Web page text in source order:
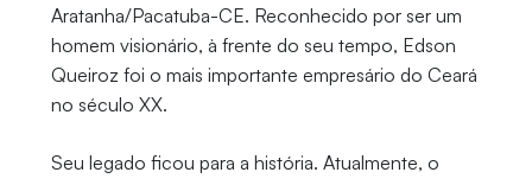
Aratanha/Pacatuba-CE. Reconhecido por ser um
homem visionário, à frente do seu tempo, Edson
Queiroz foi o mais importante empresário do Ceará
no século XX.
Seu legado ficou para a história. Atualmente, o